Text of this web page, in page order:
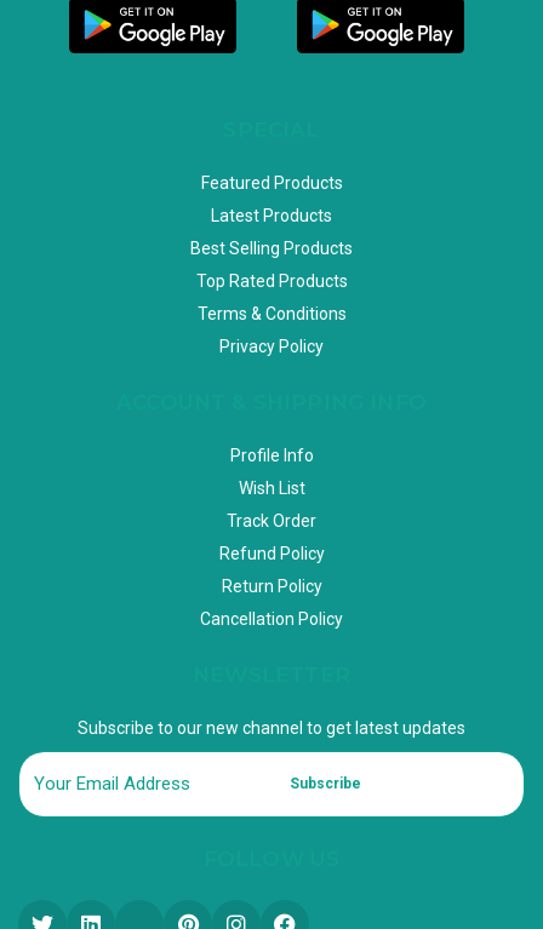
Featured Products
Latest Products
Best Selling Products
Top Rated Products
Terms & Conditions
Privacy Policy
Profile Info
Wish List
Track Order
Refund Policy
Return Policy
Cancellation Policy
Subscribe to our new channel to get latest updates
Subscribe